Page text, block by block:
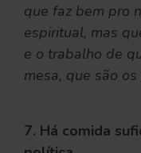
que faz bem pro
espiritual, mas
e o trabalho de
mesa, que são
7. Há comida